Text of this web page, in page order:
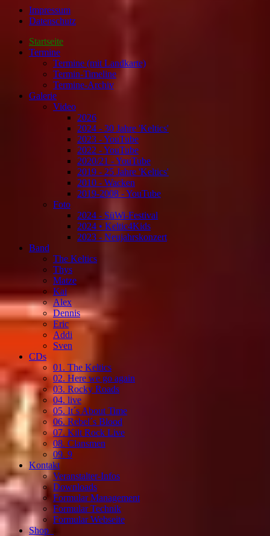
Impressum
Datenschutz
Startseite
Termine
Termine (mit Landkarte)
Termin-Timeline
Termine-Archiv
Galerie
Video
2026
2024 - 30 Jahre 'Keltics'
2023 - YouTube
2022 - YouTube
2020/21 - YouTube
2019 - 25 Jahre 'Keltics'
2010 - Wacken
2019-2008 - YouTube
Foto
2024 - SüWi-Festival
2024 • Keltic4Kids
2023 - Neujahrskonzert
Band
The Keltics
Thys
Matze
Kai
Alex
Dennis
Eric
Addi
Sven
CDs
01. The Keltics
02. Here we go again
03. Rocky Roads
04. live
05. It´s About Time
06. Rebel´s Blood
07. Kilt Rock Live
08. Clansmen
09. 9
Kontakt
Veranstalter-Infos
Downloads
Formular Management
Formular Technik
Formular Webseite
Shop